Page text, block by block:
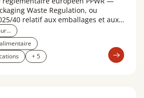
Waste Regulation, ou
40 relatif aux emballages et aux
— redéfinit en profondeur les
tous les acteurs qui mettent des
de l'Union européenne.
+ 5